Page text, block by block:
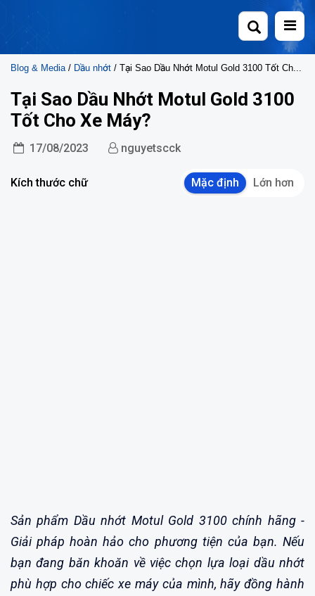
Blog & Media / Dầu nhớt / Tại Sao Dầu Nhớt Motul Gold 3100 Tốt Cho Xe Máy?
Tại Sao Dầu Nhớt Motul Gold 3100
Tốt Cho Xe Máy?
17/08/2023 nguyetscck
Kích thước chữ Mặc định Lớn hơn
Sản phẩm Dầu nhớt Motul Gold 3100 chính hãng -
Giải pháp hoàn hảo cho phương tiện của bạn. Nếu
bạn đang băn khoăn về việc chọn lựa loại dầu nhớt
phù hợp cho chiếc xe máy của mình, hãy đồng hành